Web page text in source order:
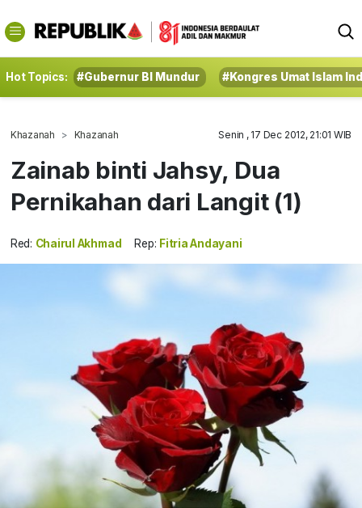
Hot Topics: #Gubernur BI Mundur #Kongres Umat Islam
Khazanah Khazanah Senin , 17 Dec 2012, 21:01 WIB
Zainab binti Jahsy, Dua
Pernikahan dari Langit (1)
Red: Chairul Akhmad Rep: Fitria Andayani